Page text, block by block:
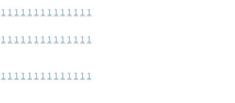
1 1 1 1 1 1 1 1 1 1 1 1 1 1
1 1 1 1 1 1 1 1 1 1 1 1 1 1
1 1 1 1 1 1 1 1 1 1 1 1 1 1